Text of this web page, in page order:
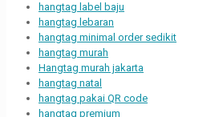
hangtag label baju
hangtag lebaran
hangtag minimal order sedikit
hangtag murah
Hangtag murah jakarta
hangtag natal
hangtag pakai QR code
hangtag premium